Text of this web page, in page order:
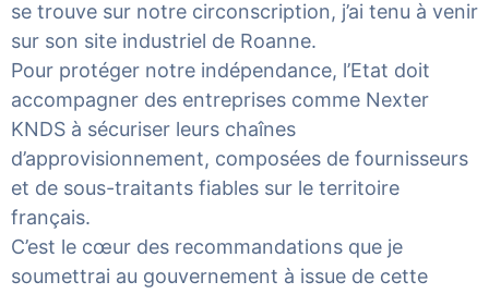
se trouve sur notre circonscription, j’ai tenu à venir
sur son site industriel de Roanne.
Pour protéger notre indépendance, l’Etat doit
accompagner des entreprises comme Nexter
KNDS à sécuriser leurs chaînes
d’approvisionnement, composées de fournisseurs
et de sous-traitants fiables sur le territoire
français.
C’est le cœur des recommandations que je
soumettrai au gouvernement à issue de cette